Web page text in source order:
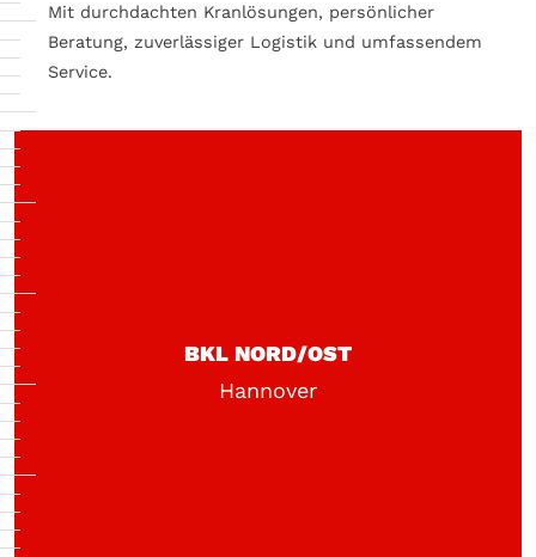
Mit durchdachten Kranlösungen, persönlicher
Beratung, zuverlässiger Logistik und umfassendem
Service.
BKL NORD/OST
Hannover